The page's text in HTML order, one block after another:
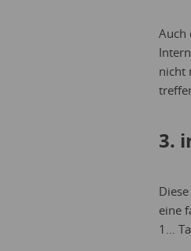
Auch
nicht
3.
eine
1…